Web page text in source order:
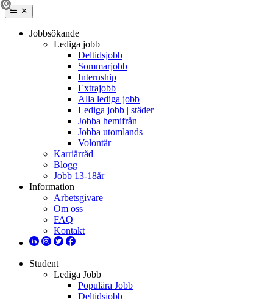
Jobbsökande
Lediga jobb
Deltidsjobb
Sommarjobb
Internship
Extrajobb
Alla lediga jobb
Lediga jobb | städer
Jobba hemifrån
Jobba utomlands
Volontär
Karriärråd
Blogg
Jobb 13-18år
Information
Arbetsgivare
Om oss
FAQ
Kontakt
Student
Lediga Jobb
Populära Jobb
Deltidsjobb